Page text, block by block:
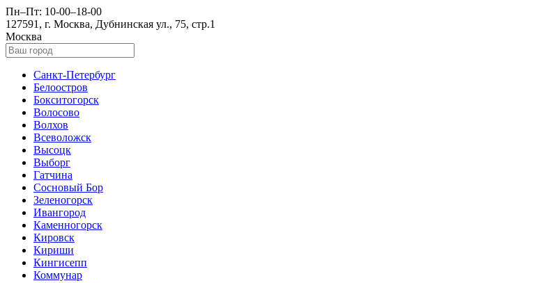
Пн–Пт: 10-00–18-00
127591, г. Москва, Дубнинская ул., 75, стр.1
Москва
Санкт-Петербург
Белоостров
Бокситогорск
Волосово
Волхов
Всеволожск
Высоцк
Выборг
Гатчина
Сосновый Бор
Зеленогорск
Ивангород
Каменногорск
Кировск
Кириши
Кингисепп
Коммунар